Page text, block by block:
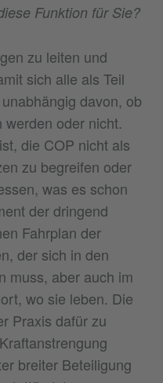
Funktion für Sie?
zu leiten und
sich alle als Teil
davon, ob
oder nicht.
die COP nicht als
zu begreifen oder
was es schon
der dringend
Fahrplan der
der sich in den
muss, aber auch im
wo sie leben. Die
Praxis dafür zu
breiter Beteiligung